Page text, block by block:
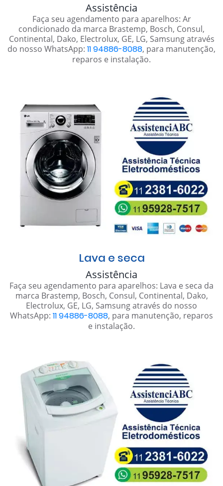
Assistência
Faça seu agendamento para aparelhos: Ar
condicionado da marca Brastemp, Bosch, Consul,
Continental, Dako, Electrolux, GE, LG, Samsung através
do nosso WhatsApp: 11 94886-8088, para manutenção,
reparos e instalação.
Lava e seca
Assistência
Faça seu agendamento para aparelhos: Lava e seca da
marca Brastemp, Bosch, Consul, Continental, Dako,
Electrolux, GE, LG, Samsung através do nosso
WhatsApp: 11 94886-8088, para manutenção, reparos
e instalação.